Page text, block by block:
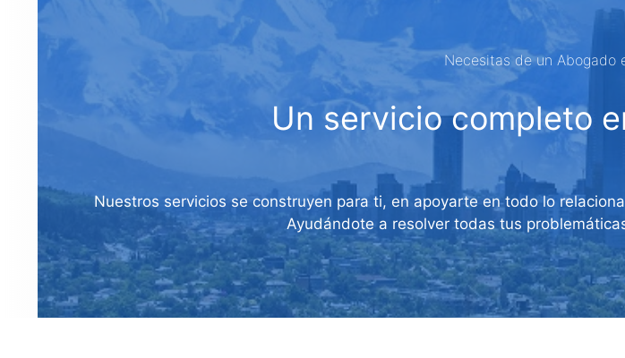
Necesitas de un Abogado
Un servicio completo
Nuestros servicios se construyen para ti, en apoyarte en todo lo
Ayudándote a resolver todas tus